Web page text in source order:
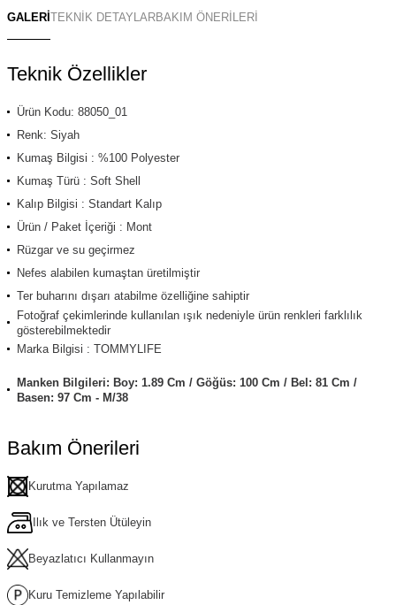
GALERİ TEKNİK DETAYLARBAKIM ÖNERİLERİ
Teknik Özellikler
Ürün Kodu: 88050_01
Renk: Siyah
Kumaş Bilgisi : %100 Polyester
Kumaş Türü : Soft Shell
Kalıp Bilgisi : Standart Kalıp
Ürün / Paket İçeriği : Mont
Rüzgar ve su geçirmez
Nefes alabilen kumaştan üretilmiştir
Ter buharını dışarı atabilme özelliğine sahiptir
Fotoğraf çekimlerinde kullanılan ışık nedeniyle ürün renkleri farklılık
gösterebilmektedir
Marka Bilgisi : TOMMYLIFE
Manken Bilgileri: Boy: 1.89 Cm / Göğüs: 100 Cm / Bel: 81 Cm /
Basen: 97 Cm - M/38
Bakım Önerileri
Kurutma Yapılamaz
Ilık ve Tersten Ütüleyin
Beyazlatıcı Kullanmayın
Kuru Temizleme Yapılabilir